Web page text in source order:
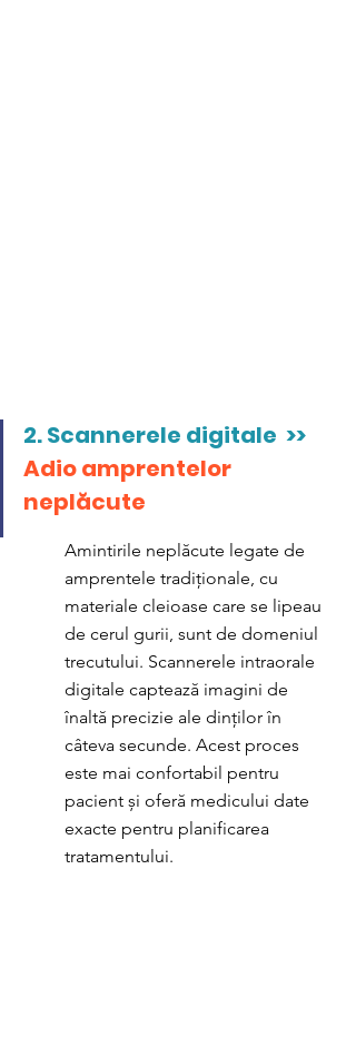
2. Scannerele digitale  >>
Adio amprentelor
neplăcute
Amintirile neplăcute legate de
amprentele tradiționale, cu
materiale cleioase care se lipeau
de cerul gurii, sunt de domeniul
trecutului. Scannerele intraorale
digitale captează imagini de
înaltă precizie ale dinților în
câteva secunde. Acest proces
este mai confortabil pentru
pacient și oferă medicului date
exacte pentru planificarea
tratamentului.